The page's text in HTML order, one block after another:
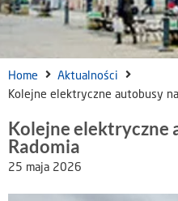
Home
Aktualności
Kolejne elektryczne autobusy
Kolejne elektryczne
Radomia
25 maja 2026